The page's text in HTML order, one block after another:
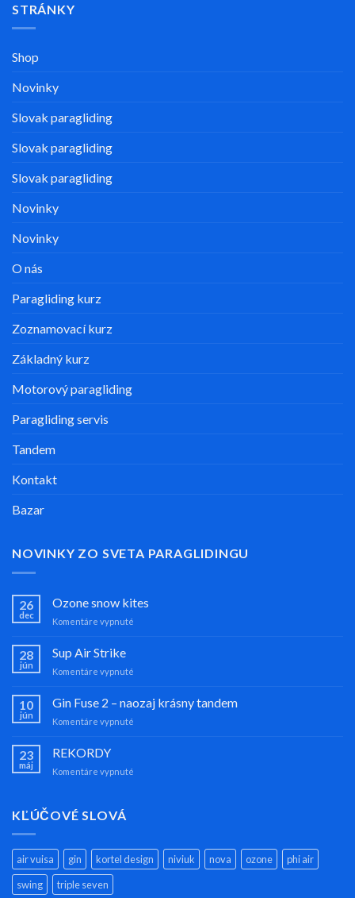
STRÁNKY
Shop
Novinky
Slovak paragliding
Slovak paragliding
Slovak paragliding
Novinky
Novinky
O nás
Paragliding kurz
Zoznamovací kurz
Základný kurz
Motorový paragliding
Paragliding servis
Tandem
Kontakt
Bazar
NOVINKY ZO SVETA PARAGLIDINGU
26
dec
Ozone snow kites
Komentáre vypnuté
28
jún
Sup Air Strike
Komentáre vypnuté
Strike
10
jún
Gin Fuse 2 – naozaj krásny tandem
Komentáre vypnuté
23
máj
REKORDY
Komentáre vypnuté
KĽÚČOVÉ SLOVÁ
air vuisa gin kortel design niviuk nova ozone
phi air
swing
triple seven